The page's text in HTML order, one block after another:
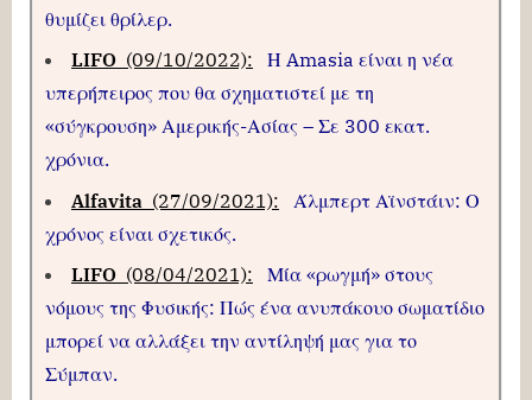
θυμίζει θρίλερ.
LIFO (09/10/2022):
Η Amasia είναι η νέα
υπερήπειρος που θα σχηματιστεί με τη
«σύγκρουση» Αμερικής-Ασίας – Σε 300 εκατ.
χρόνια.
Alfavita (27/09/2021): Άλμπερτ Αϊνστάιν: Ο
χρόνος είναι σχετικός.
LIFO (08/04/2021):
Μία «ρωγμή» στους
νόμους της Φυσικής: Πώς ένα ανυπάκουο σωματίδιο
μπορεί να αλλάξει την αντίληψή μας για το
Σύμπαν.